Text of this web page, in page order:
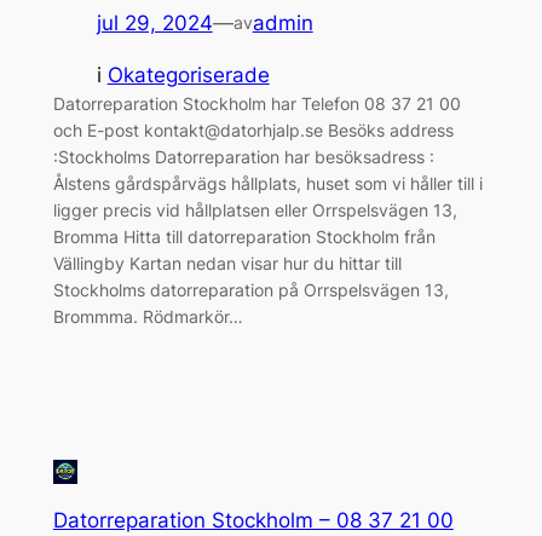
jul 29, 2024—avadmin
i Okategoriserade
Datorreparation Stockholm har Telefon 08 37 21 00
och E-post kontakt@datorhjalp.se Besöks address
:Stockholms Datorreparation har besöksadress :
Ålstens gårdspårvägs hållplats, huset som vi håller till i
ligger precis vid hållplatsen eller Orrspelsvägen 13,
Bromma Hitta till datorreparation Stockholm från
Vällingby Kartan nedan visar hur du hittar till
Stockholms datorreparation på Orrspelsvägen 13,
Brommma. Rödmarkör…
Datorreparation Stockholm – 08 37 21 00